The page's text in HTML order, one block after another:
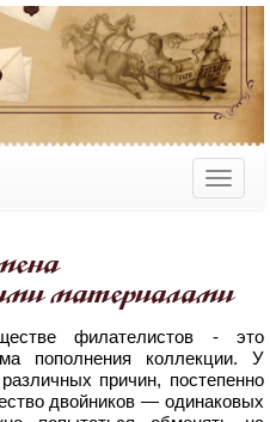
материалами
филателистов - это
пополнения коллекции. У
причин, постепенно
двойников — одинаковых